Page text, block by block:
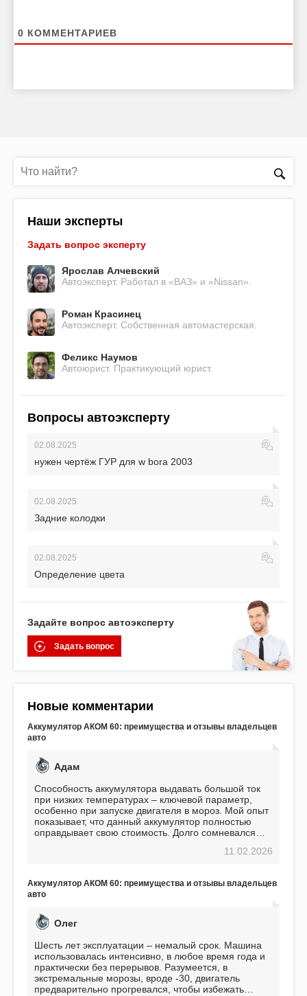
0 КОММЕНТАРИЕВ
Наши эксперты
Задать вопрос эксперту
Ярослав Алчевский
Автоэксперт. Работал в «ВАЗ» и «Nissan».
Роман Красинец
Автоэксперт. Собственная автомастерская.
Феликс Наумов
Автоюрист. Практикующий юрист.
Вопросы автоэксперту
02.08.2025
нужен чертёж ГУР для w bora 2003
02.08.2025
Задние колодки
02.08.2025
Определение цвета
Задайте вопрос автоэксперту
Задать вопрос
Новые комментарии
Аккумулятор АКОМ 60: преимущества и отзывы владельцев
авто
Адам
Способность аккумулятора выдавать большой ток
при низких температурах – ключевой параметр,
особенно при запуске двигателя в мороз. Мой опыт
показывает, что данный аккумулятор полностью
оправдывает свою стоимость. Долго сомневался
пожалел. Считаю, что это отличное вложение,11.02.2026
Аккумулятор АКОМ 60: преимущества и отзывы владельцев
авто
Олег
Шесть лет эксплуатации – немалый срок. Машина
использовалась интенсивно, в любое время года и
практически без перерывов. Разумеется, в
экстремальные морозы, вроде -30, двигатель
предварительно прогревался, чтобы избежать